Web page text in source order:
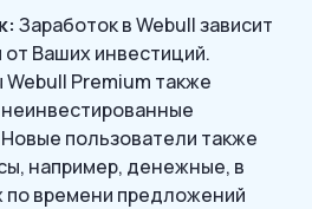
Заработок в Webull зависит
Ваших инвестиций.
Premium также
неинвестированные
пользователи также
например, денежные, в
по времени предложений